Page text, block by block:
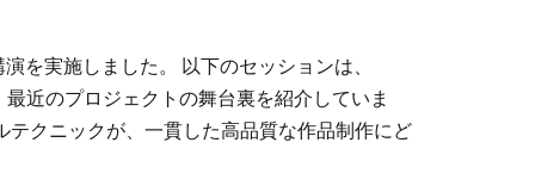
を実施しました。 以下のセッションは、
近のプロジェクトの舞台裏を紹介していま
クニックが、一貫した高品質な作品制作にど